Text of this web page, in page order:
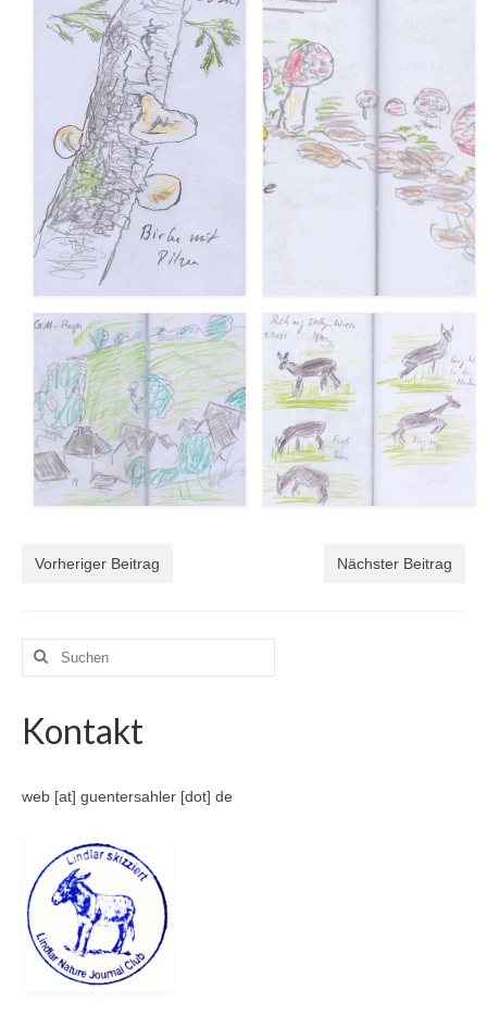
Vorheriger Beitrag Nächster Beitrag
Suche
Kontakt
web [at] guentersahler [dot] de